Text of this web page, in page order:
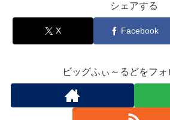
シェアする
X Facebook
ビッグふぃ～るどをフォ